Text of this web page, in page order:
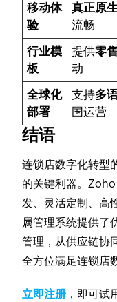
移动体
验
真正原
流畅
行业模
板
提供零
动
全球化
部署
支持多
国运营
结语
连锁店数字化转型
的关键利器。
发、灵活定制、高
属管理系统提供了
管理，从供应链协
全方位满足连锁店
立即注册 ，即可